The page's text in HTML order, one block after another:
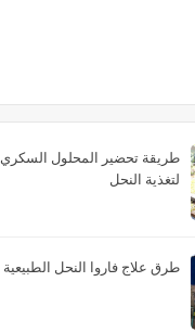
طريقة تحضير المحلول السكري
لتغذية النحل
طرق علاج فاروا النحل الطبيعية